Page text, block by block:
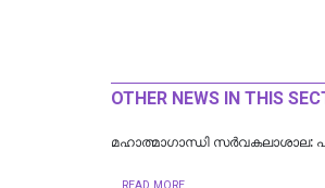
OTHER NEWS IN THIS
മഹാത്മാഗാന്ധി സർവകലാശാല: